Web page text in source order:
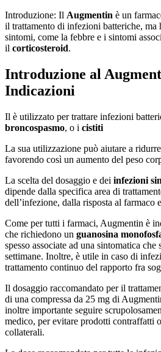
Introduzione: Il Augmentin è un
il trattamento di infezioni batteriche, ma
sintomi, come la febbre e i sintomi
il corticosteroid.
Introduzione al
Indicazioni
Il è utilizzato per trattare infezioni
broncospasmo, o i cistiti
La sua utilizzazione può aiutare a
favorendo così un aumento del peso
La scelta del dosaggio e dei infezioni
dipende dalla specifica area di
dell’infezione, dalla risposta al farmaco
Come per tutti i farmaci, Augmentin è
che richiedono un guanosina
spesso associate ad una sintomatica
settimane. Inoltre, è utile in caso di
trattamento continuo del rapporto fra
Il dosaggio raccomandato per il
di una compressa da 25 mg di
inoltre importante seguire
medico, per evitare prodotti contraffatti
collaterali.